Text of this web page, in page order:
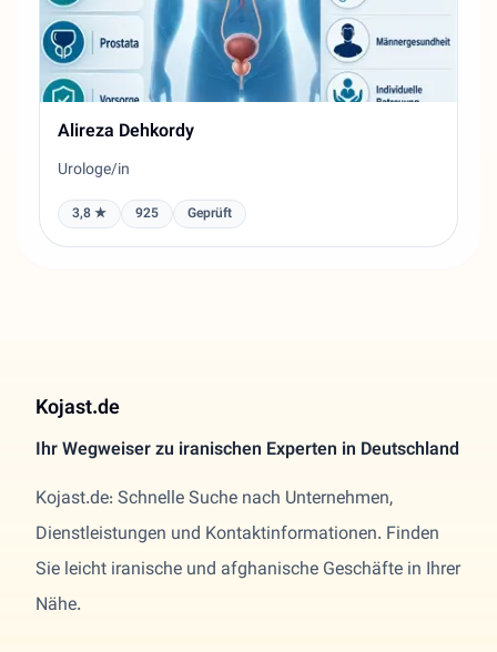
Alireza Dehkordy
Urologe/in
3,8 ★ 925 Geprüft
Kojast.de
Ihr Wegweiser zu iranischen Experten in Deutschland
Kojast.de: Schnelle Suche nach Unternehmen,
Dienstleistungen und Kontaktinformationen. Finden
Sie leicht iranische und afghanische Geschäfte in Ihrer
Nähe.